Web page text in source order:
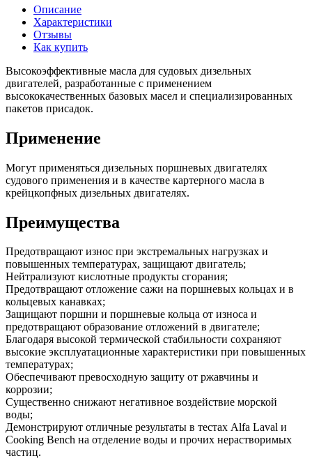
Описание
Характеристики
Отзывы
Как купить
Высокоэффективные масла для судовых дизельных
двигателей, разработанные с применением
высококачественных базовых масел и специализированных
пакетов присадок.
Применение
Могут применяться дизельных поршневых двигателях
судового применения и в качестве картерного масла в
крейцкопфных дизельных двигателях.
Преимущества
Предотвращают износ при экстремальных нагрузках и
повышенных температурах, защищают двигатель;
Нейтрализуют кислотные продукты сгорания;
Предотвращают отложение сажи на поршневых кольцах и в
кольцевых канавках;
Защищают поршни и поршневые кольца от износа и
предотвращают образование отложений в двигателе;
Благодаря высокой термической стабильности сохраняют
высокие эксплуатационные характеристики при повышенных
температурах;
Обеспечивают превосходную защиту от ржавчины и
коррозии;
Существенно снижают негативное воздействие морской
воды;
Демонстрируют отличные результаты в тестах Alfa Laval и
Cooking Bench на отделение воды и прочих нерастворимых
частиц.